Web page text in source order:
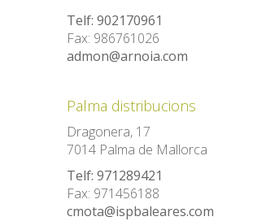
Telf: 902170961
Fax: 986761026
admon@arnoia.com
Palma distribucions
Dragonera, 17
7014 Palma de Mallorca
Telf: 971289421
Fax: 971456188
cmota@ispbaleares.com